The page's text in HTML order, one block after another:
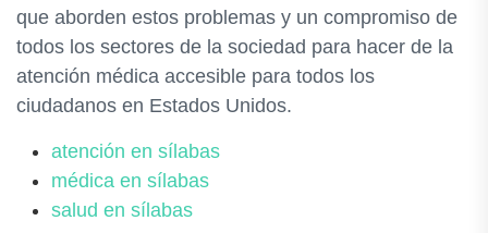
que aborden estos problemas y un compromiso de
todos los sectores de la sociedad para hacer de la
atención médica accesible para todos los
ciudadanos en Estados Unidos.
atención en sílabas
médica en sílabas
salud en sílabas